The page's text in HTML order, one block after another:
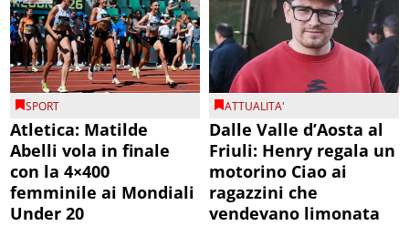
SPORT
Atletica: Matilde
Abelli vola in finale
con la 4×400
femminile ai Mondiali
Under 20
ATTUALITA'
Dalle Valle d’Aosta al
Friuli: Henry regala un
motorino Ciao ai
ragazzini che
vendevano limonata